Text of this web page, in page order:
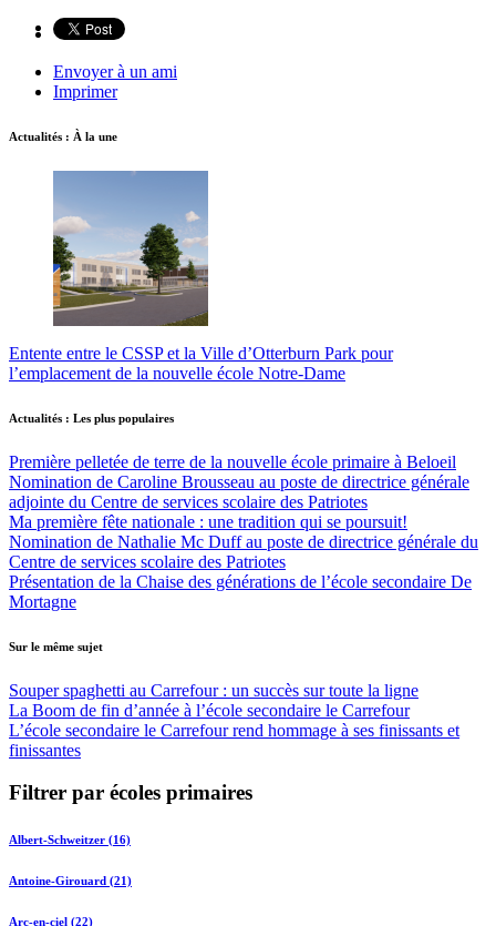
Envoyer à un ami
Imprimer
Actualités : À la une
Entente entre le CSSP et la Ville d’Otterburn Park pour
l’emplacement de la nouvelle école Notre-Dame
Actualités : Les plus populaires
Première pelletée de terre de la nouvelle école primaire à Beloeil
Nomination de Caroline Brousseau au poste de directrice générale
adjointe du Centre de services scolaire des Patriotes
Ma première fête nationale : une tradition qui se poursuit!
Nomination de Nathalie Mc Duff au poste de directrice générale du
Centre de services scolaire des Patriotes
Présentation de la Chaise des générations de l’école secondaire De
Mortagne
Sur le même sujet
Souper spaghetti au Carrefour : un succès sur toute la ligne
La Boom de fin d’année à l’école secondaire le Carrefour
L’école secondaire le Carrefour rend hommage à ses finissants et
finissantes
Filtrer par écoles primaires
Albert-Schweitzer (16)
Antoine-Girouard (21)
Arc-en-ciel (22)